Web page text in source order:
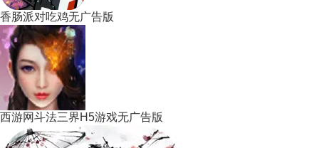
香肠派对吃鸡无广告版
西游网斗法三界H5游戏无广告版